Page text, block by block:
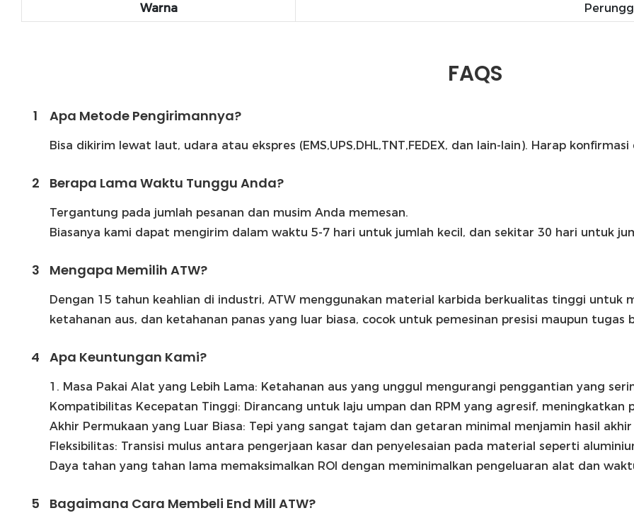
Warna
FAQS
1 Apa Metode Pengirimannya?
Bisa dikirim lewat laut, udara atau ekspres (EMS,UPS,DHL,TNT,FEDEX, dan lain-lain). Harap
2 Berapa Lama Waktu Tunggu Anda?
Tergantung pada jumlah pesanan dan musim Anda memesan.
Biasanya kami dapat mengirim dalam waktu 5-7 hari untuk jumlah kecil, dan sekitar 30 hari untuk
3 Mengapa Memilih ATW?
Dengan 15 tahun keahlian di industri, ATW menggunakan material karbida berkualitas tinggi untuk
ketahanan aus, dan ketahanan panas yang luar biasa, cocok untuk pemesinan presisi maupun tugas
4 Apa Keuntungan Kami?
1. Masa Pakai Alat yang Lebih Lama: Ketahanan aus yang unggul mengurangi penggantian yang
Kompatibilitas Kecepatan Tinggi: Dirancang untuk laju umpan dan RPM yang agresif, meningkatkan
Akhir Permukaan yang Luar Biasa: Tepi yang sangat tajam dan getaran minimal menjamin hasil
Fleksibilitas: Transisi mulus antara pengerjaan kasar dan penyelesaian pada material seperti
Daya tahan yang tahan lama memaksimalkan ROl dengan meminimalkan pengeluaran alat dan
5 Bagaimana Cara Membeli End Mill ATW?